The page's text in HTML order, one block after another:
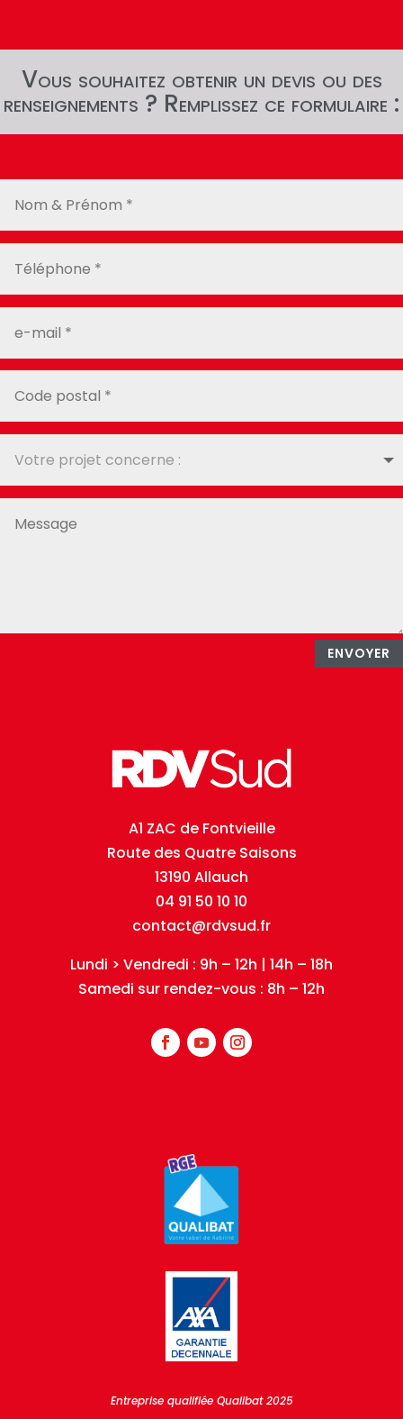
Vous souhaitez obtenir un devis ou des
renseignements ? Remplissez ce formulaire :
ENVOYER
A1 ZAC de Fontvieille
Route des Quatre Saisons
13190 Allauch
04 91 50 10 10
contact@rdvsud.fr
Lundi > Vendredi : 9h – 12h | 14h – 18h
Samedi sur rendez-vous : 8h – 12h
Entreprise qualifiée Qualibat 2025